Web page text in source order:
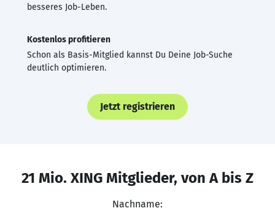
besseres Job-Leben.
Kostenlos profitieren
Schon als Basis-Mitglied kannst Du Deine Job-Suche
deutlich optimieren.
Jetzt registrieren
21 Mio. XING Mitglieder, von A bis Z
Nachname: